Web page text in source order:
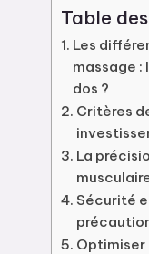
Table
Les
massage :
dos ?
Critères
La
Sécurité
Optimiser